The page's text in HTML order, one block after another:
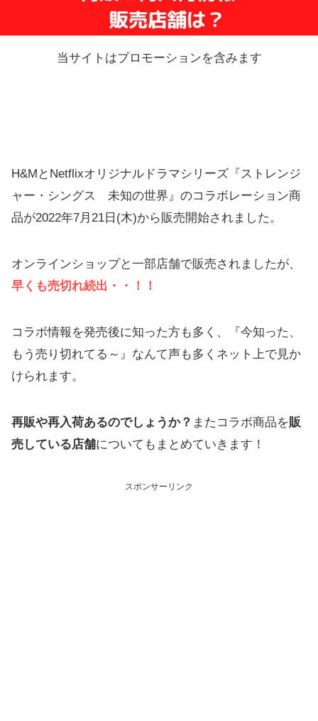
当サイトはプロモーションを含みます
H&MとNetflixオリジナルドラマシリーズ『ストレンジ
ャー・シングス 未知の世界』のコラボレーション商
品が2022年7月21日(木)から販売開始されました。
オンラインショップと一部店舗で販売されましたが、
早くも売切れ続出・・！！
コラボ情報を発売後に知った方も多く、『今知った、
もう売り切れてる～』なんて声も多くネット上で見か
けられます。
再販や再入荷あるのでしょうか？ またコラボ商品を販
売している店舗についてもまとめていきます！
スポンサーリンク